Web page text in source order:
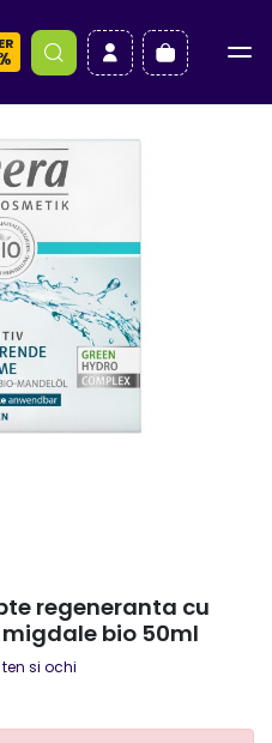
regeneranta cu
bio 50ml
si ochi